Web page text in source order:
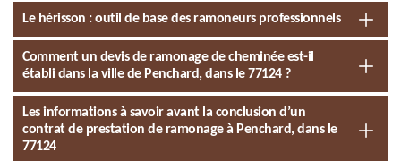
Le hérisson : outil de base des ramoneurs professionnels
Comment un devis de ramonage de cheminée est-il
établi dans la ville de Penchard, dans le 77124 ?
Les informations à savoir avant la conclusion d’un
contrat de prestation de ramonage à Penchard, dans le
77124